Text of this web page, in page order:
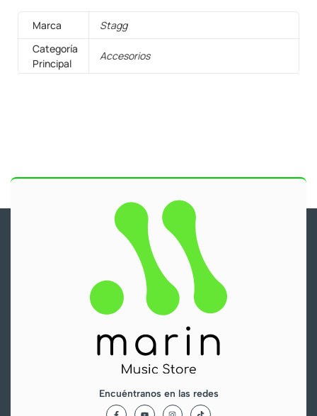
Marca
Stagg
Categoría
Principal
Accesorios
Encuéntranos en las redes
F
Y
I
T